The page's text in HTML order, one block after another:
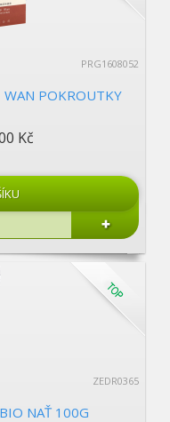
PRG1608052
WAN POKROUTKY
Kč
ZEDR0365
NAŤ 100G